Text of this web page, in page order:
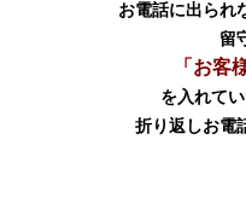
お電話に出られ
留
「お客
を入れて
折り返しお電